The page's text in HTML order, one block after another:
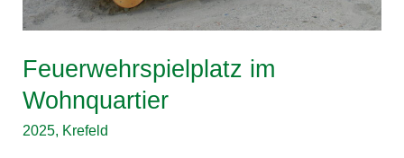
Feuerwehrspielplatz im
Wohnquartier
2025, Krefeld